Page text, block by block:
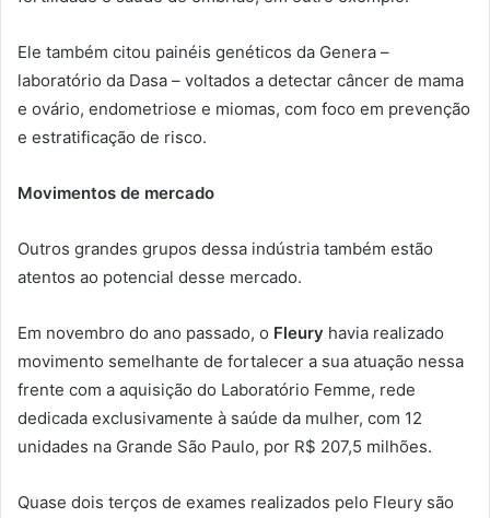
Ele também citou painéis genéticos da Genera –
laboratório da Dasa – voltados a detectar câncer de mama
e ovário, endometriose e miomas, com foco em prevenção
e estratificação de risco.
Movimentos de mercado
Outros grandes grupos dessa indústria também estão
atentos ao potencial desse mercado.
Em novembro do ano passado, o Fleury havia realizado
movimento semelhante de fortalecer a sua atuação nessa
frente com a aquisição do Laboratório Femme, rede
dedicada exclusivamente à saúde da mulher, com 12
unidades na Grande São Paulo, por R$ 207,5 milhões.
Quase dois terços de exames realizados pelo Fleury são